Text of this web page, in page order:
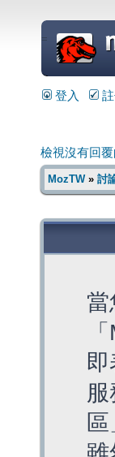
=
登入
檢視沒有回覆
MozTW» 討
當
即